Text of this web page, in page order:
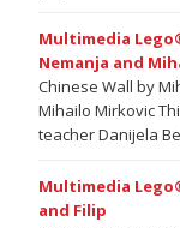
Multimedia
Nemanja and
Chinese Wall by
Mihailo Mirkovic
teacher Danijela
Multimedia
and Filip